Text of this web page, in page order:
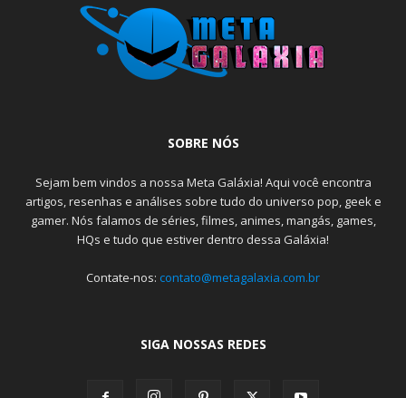
SOBRE NÓS
Sejam bem vindos a nossa Meta Galáxia! Aqui você encontra
artigos, resenhas e análises sobre tudo do universo pop, geek e
gamer. Nós falamos de séries, filmes, animes, mangás, games,
HQs e tudo que estiver dentro dessa Galáxia!
Contate-nos: contato@metagalaxia.com.br
SIGA NOSSAS REDES